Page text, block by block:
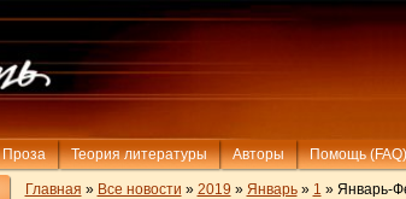
Проза Теория литературы Авторы Помощь (FAQ)
Главная » Все новости » 2019 » Январь » 1 » Январь-